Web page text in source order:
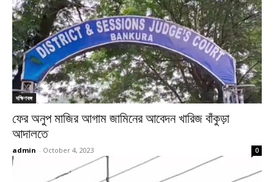
দক্ষিণবঙ্গ
ফের অনুপ মাজির আগাম জামিনের আবেদন খারিজ বাঁকুড়া
আদালতে
admin - October 4, 2023 0